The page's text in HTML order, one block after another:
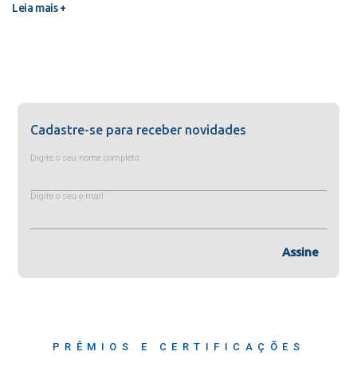
Leia mais +
Cadastre-se para receber novidades
Digite o seu nome completo
Digite o seu e-mail
Assine
PRÊMIOS E CERTIFICAÇÕES